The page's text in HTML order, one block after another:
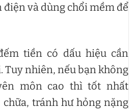
và dùng chổi mềm để
tiền có dấu hiệu cần
Tuy nhiên, nếu bạn không
môn cao thì tốt nhất
tránh hư hỏng nặng